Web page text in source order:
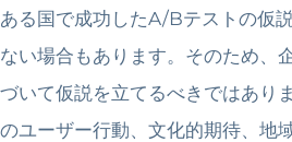
ある国で成功したA/Bテストの仮
ない場合もあります。そのため、
づいて仮説を立てるべきではあり
のユーザー行動、文化的期待、地